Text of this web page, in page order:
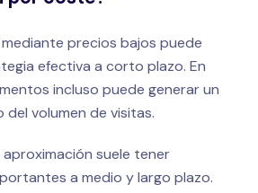
precios bajos puede
efectiva a corto plazo. En
incluso puede generar un
volumen de visitas.
suele tener
a medio y largo plazo.